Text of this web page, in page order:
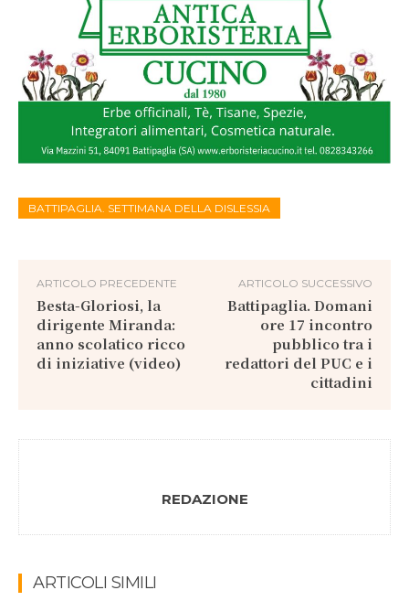
BATTIPAGLIA. SETTIMANA DELLA DISLESSIA
ARTICOLO PRECEDENTE
Besta-Gloriosi, la
dirigente Miranda:
anno scolatico ricco
di iniziative (video)
ARTICOLO SUCCESSIVO
Battipaglia. Domani
ore 17 incontro
pubblico tra i
redattori del PUC e i
cittadini
REDAZIONE
ARTICOLI SIMILI